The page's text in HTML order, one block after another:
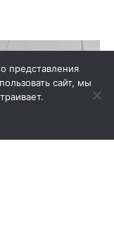
представления
сайт, мы